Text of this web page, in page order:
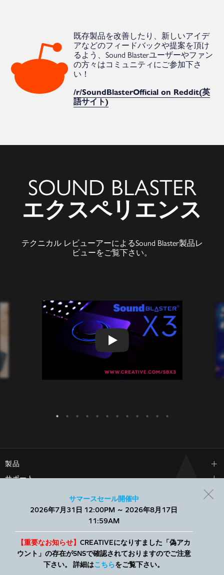
当社では、Webサイトでのエクスペリエンスを向上させ、パーソ
ナライズされたコンテンツを表示するために、小さなテキスト
ファイルであるCookieを使用します。すべてを許可することも、
個別に管理することもできます。
詳細 すべて許可
サマースセール開催中
2026年7月31日 12:00PM ～ 2026年8月17日
11:59AM
【重要なお知らせ】CREATIVEになりすました「偽アカ
ウント」の存在がSNSで確認されておりますのでご注意
下さい。 詳細はこちらをご覧下さい。
既存製品を改善したり、新しいアイデ
アなどのフィードバックや提案を頂け
るよう、Sound Blasterユーザーやファン
の方々はコミュニティにご参加下さ
い！
/r/SoundBlasterOfficial on Reddit(英
語サイト)
SOUND BLASTER
エクスペリエンス
テクニカル レビューアーによるSound Blaster製品レ
ビューをご覧下さい。
製品
サポート
© 2026 Creative Technology Ltd. All Rights Reserved. クリエイティブストア
プライバシーポリシー|特定商取引法に基づく表記